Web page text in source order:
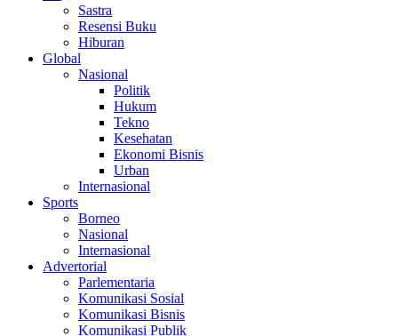
Sastra
Resensi Buku
Hiburan
Global
Nasional
Politik
Hukum
Tekno
Kesehatan
Ekonomi Bisnis
Urban
Internasional
Sports
Borneo
Nasional
Internasional
Advertorial
Parlementaria
Komunikasi Sosial
Komunikasi Bisnis
Komunikasi Publik